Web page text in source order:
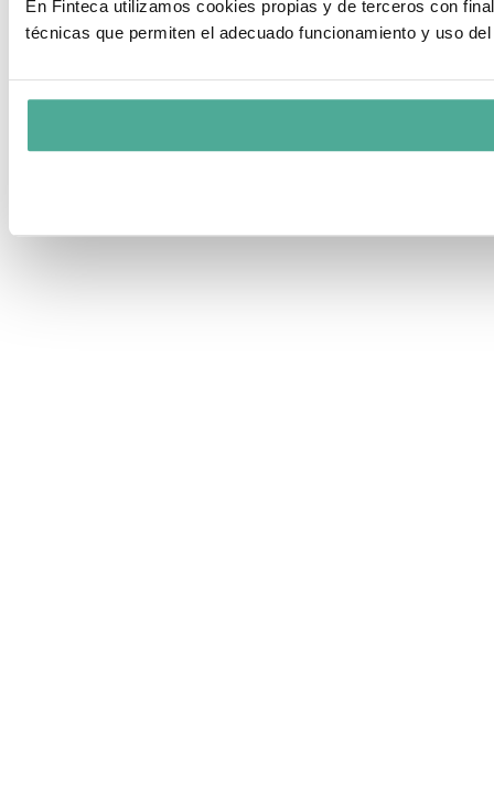
En Finteca utilizamos cookies propias y de terceros con
técnicas que permiten el adecuado funcionamiento y uso